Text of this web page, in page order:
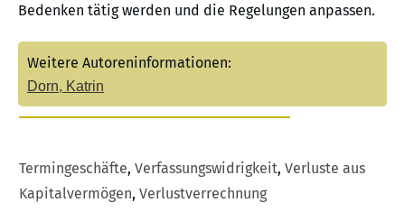
Bedenken tätig werden und die Regelungen anpassen.
Weitere Autoreninformationen:
Dorn, Katrin
Termingeschäfte, Verfassungswidrigkeit, Verluste aus
Kapitalvermögen, Verlustverrechnung